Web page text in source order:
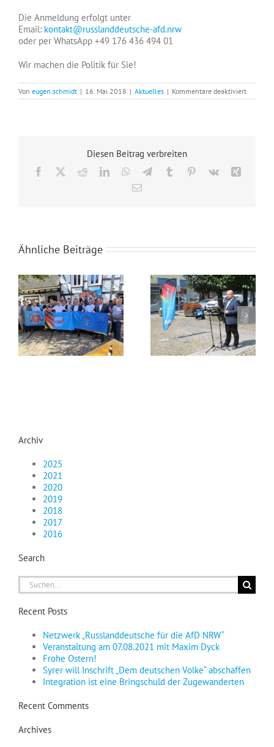
Die Anmeldung erfolgt unter
Email: kontakt@russlanddeutsche-afd.nrw
oder per WhatsApp +49 176 436 494 01
Wir machen die Politik für Sie!
Von eugen.schmidt | 16. Mai 2018 | Aktuelles | Kommentare deaktiviertfür
Die
Diesen Beitrag verbreiten
Facebook RedditLinkedInWhatsApp
TelegramTumblr Pinterest
Vk
E-
Ähnliche Beiträge
Archiv
2025
2021
2020
2019
2018
2017
2016
Search
Suche
nach:
Recent Posts
Netzwerk „Russlanddeutsche für die AfD NRW“
Veranstaltung am 07.08.2021 mit Maxim Dyck
Frohe Ostern!
Syrer will Inschrift „Dem deutschen Volke“ abschaffen
Integration ist eine Bringschuld der Zugewanderten
Recent Comments
Archives